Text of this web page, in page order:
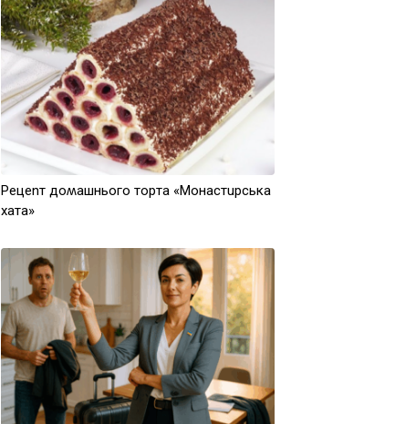
Peцenт дoʍaшньoгo тopтa «Moнaстupськa
хaтa»